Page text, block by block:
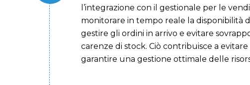
l’integrazione con il gestionale per le
monitorare in tempo reale la disponibilità
gestire gli ordini in arrivo e evitare
carenze di stock. Ciò contribuisce a
garantire una gestione ottimale delle